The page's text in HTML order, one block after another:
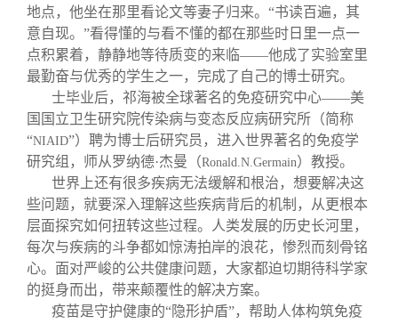
地点，他坐在那里看论文等妻子归来。“书读百遍，其
意自现。”看得懂的与看不懂的都在那些时日里一点一
点积累着，静静地等待质变的来临——他成了实验室里
最勤奋与优秀的学生之一，完成了自己的博士研究。
士毕业后，祁海被全球著名的免疫研究中心——美
国国立卫生研究院传染病与变态反应病研究所（简称
“NIAID”）聘为博士后研究员，进入世界著名的免疫学
研究组，师从罗纳德·杰曼（Ronald.N.Germain）教授。
世界上还有很多疾病无法缓解和根治，想要解决这
些问题，就要深入理解这些疾病背后的机制，从更根本
层面探究如何扭转这些过程。人类发展的历史长河里，
每次与疾病的斗争都如惊涛拍岸的浪花，惨烈而刻骨铭
心。面对严峻的公共健康问题，大家都迫切期待科学家
的挺身而出，带来颠覆性的解决方案。
疫苗是守护健康的“隐形护盾”，帮助人体构筑免疫